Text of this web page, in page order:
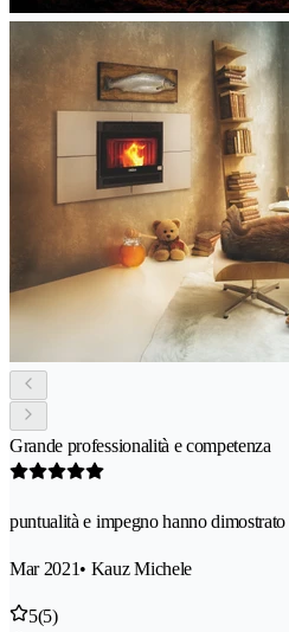
Grande professionalità e competenza
puntualità e impegno hanno dimostrato
Mar 2021• Kauz Michele
5(5)